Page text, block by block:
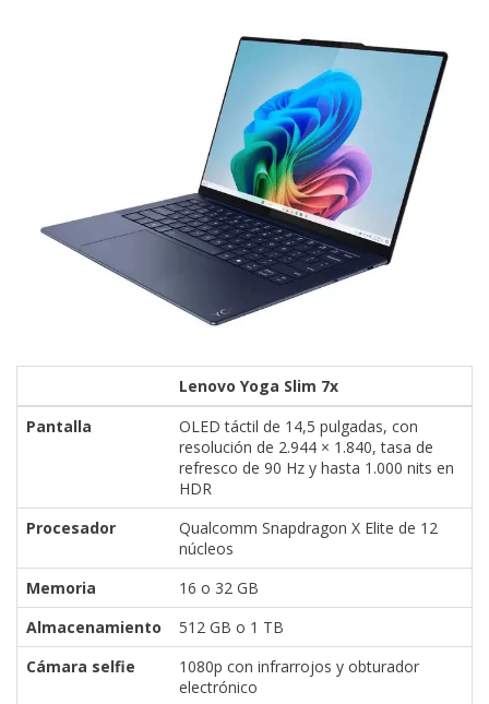
Lenovo Yoga Slim 7x
Pantalla
OLED táctil de 14,5 pulgadas, con
resolución de 2.944 × 1.840, tasa de
refresco de 90 Hz y hasta 1.000 nits en
HDR
Procesador
Qualcomm Snapdragon X Elite de 12
núcleos
Memoria
16 o 32 GB
Almacenamiento
512 GB o 1 TB
Cámara selfie
1080p con infrarrojos y obturador
electrónico